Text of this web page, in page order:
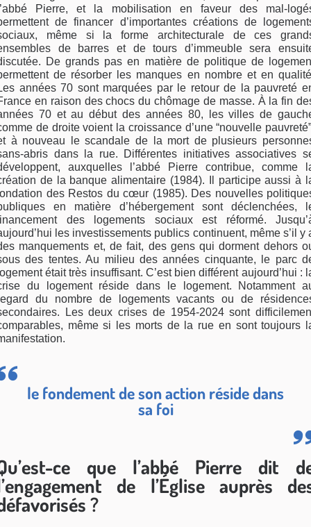
Pierre, et la mobilisation en faveur des mal-
de financer d’importantes créations de
même si la forme architecturale de ces
de barres et de tours d’immeuble sera
De grands pas en matière de politique de
de résorber les manques en nombre et en
années 70 sont marquées par le retour de la pauvreté
en raison des chocs du chômage de masse. À la fin
70 et au début des années 80, les villes de
de droite voient la croissance d’une “nouvelle
à nouveau le scandale de la mort de plusieurs
abris dans la rue. Différentes initiatives associatives
auxquelles l’abbé Pierre contribue, comme
de la banque alimentaire (1984). Il participe aussi à
des Restos du cœur (1985). Des nouvelles
en matière d’hébergement sont déclenchées,
des logements sociaux est réformé.
les investissements publics continuent, même s’il y
manquements et, de fait, des gens qui dorment dehors
des tentes. Au milieu des années cinquante, le parc
était très insuffisant. C’est bien différent aujourd’hui :
du logement réside dans le logement. Notamment
du nombre de logements vacants ou de
Les deux crises de 1954-2024 sont
même si les morts de la rue en sont toujours
le fondement de son action réside dans
sa foi
ce que l’abbé Pierre dit
de l’Église auprès
?